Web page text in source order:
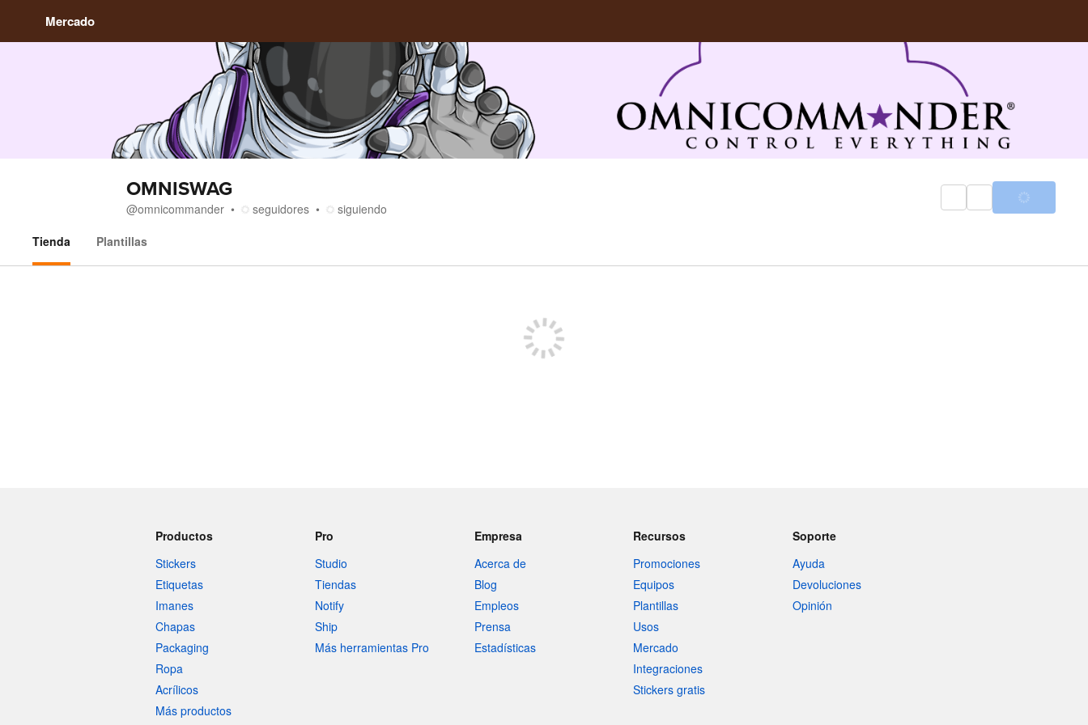
Mercado
OMNISWAG
@omnicommander seguidores
siguiendo
Tienda
Plantillas
Productos
Stickers
Etiquetas
Imanes
Chapas
Packaging
Ropa
Acrílicos
Más productos
Pro
Studio
Tiendas
Notify
Ship
Más herramientas Pro
Empresa
Acerca de
Blog
Empleos
Prensa
Estadísticas
Recursos
Promociones
Equipos
Plantillas
Usos
Mercado
Integraciones
Stickers gratis
Soporte
Ayuda
Devoluciones
Opinión